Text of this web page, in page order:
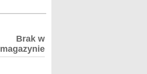
Brak w
magazynie